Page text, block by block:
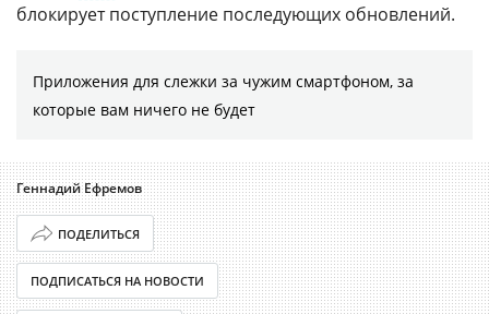
блокирует поступление последующих обновлений.
Приложения для слежки за чужим смартфоном, за
которые вам ничего не будет
Геннадий Ефремов
ПОДЕЛИТЬСЯ
ПОДПИСАТЬСЯ НА НОВОСТИ